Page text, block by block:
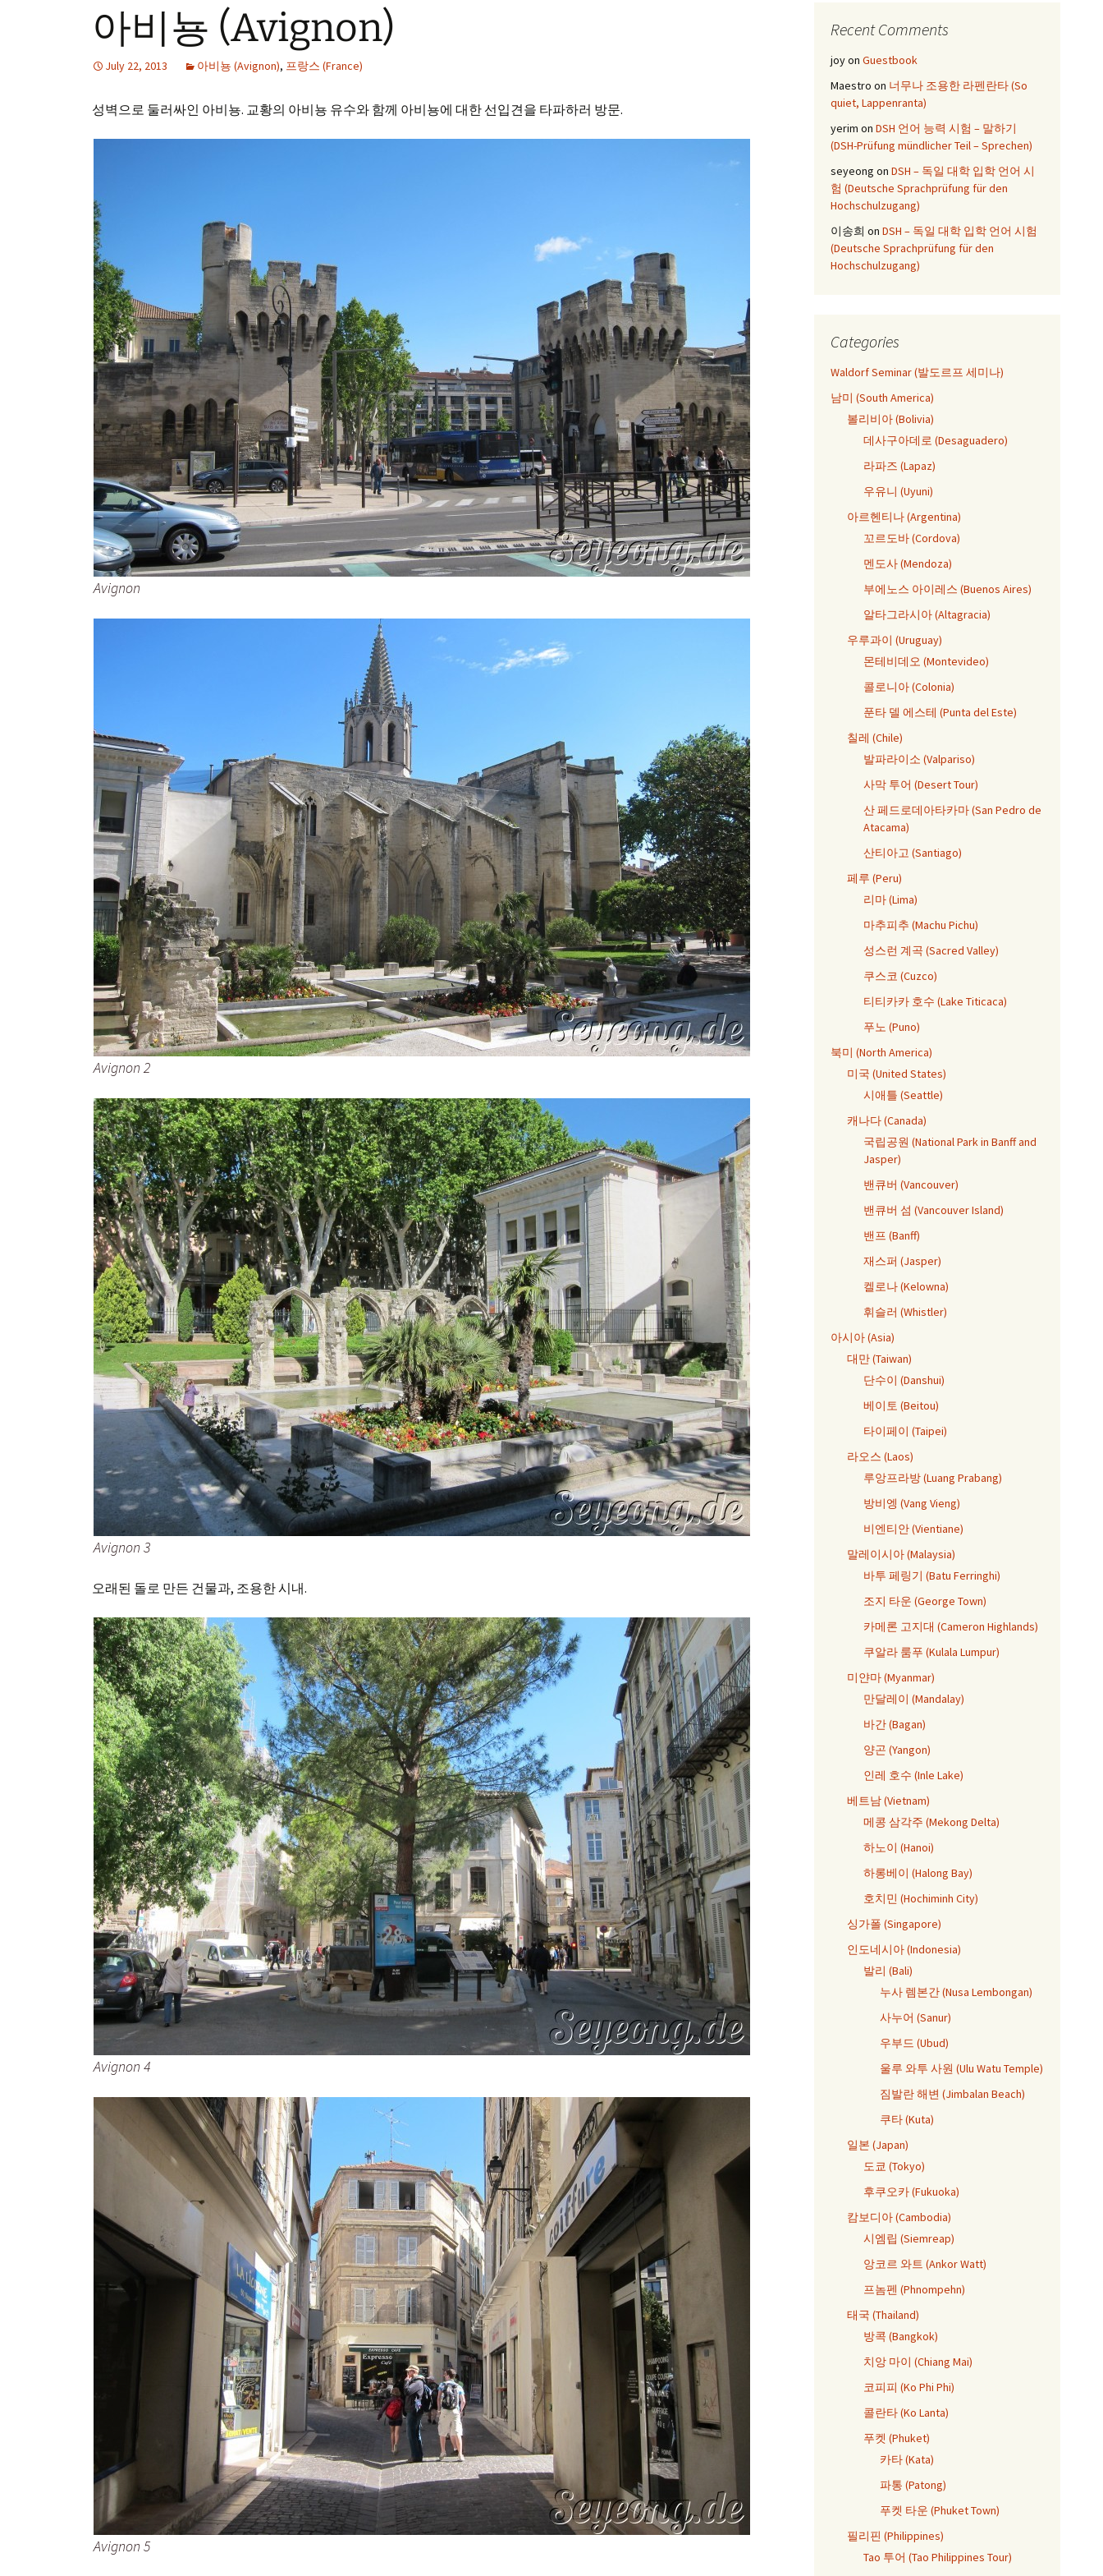
아비뇽 (Avignon)
July 22, 2013 아비뇽 (Avignon), 프랑스 (France)
성벽으로 둘러싸인 아비뇽. 교황의 아비뇽 유수와 함께 아비뇽에 대한 선입견을 타파하러 방문.
Avignon
Avignon 2
Avignon 3
오래된 돌로 만든 건물과, 조용한 시내.
Avignon 4
Avignon 5
Recent Comments
joyon Guestbook
Maestro on 너무나 조용한 라펜란타 (So
quiet, Lappenranta)
yerim on DSH 언어 능력 시험 – 말하기
(DSH-Prüfung mündlicher Teil – Sprechen)
seyeong on DSH – 독일 대학 입학 언어 시
험 (Deutsche Sprachprüfung für den
Hochschulzugang)
이송희 on DSH – 독일 대학 입학 언어 시험
(Deutsche Sprachprüfung für den
Hochschulzugang)
Categories
Waldorf Seminar (발도르프 세미나)
남미 (South America)
볼리비아 (Bolivia)
데사구아데로 (Desaguadero)
라파즈 (Lapaz)
우유니 (Uyuni)
아르헨티나 (Argentina)
꼬르도바 (Cordova)
멘도사 (Mendoza)
부에노스 아이레스 (Buenos Aires)
알타그라시아 (Altagracia)
우루과이 (Uruguay)
몬테비데오 (Montevideo)
콜로니아 (Colonia)
푼타 델 에스테 (Punta del Este)
칠레 (Chile)
발파라이소 (Valpariso)
사막 투어 (Desert Tour)
산 페드로데아타카마 (San Pedro de
Atacama)
산티아고 (Santiago)
페루 (Peru)
리마 (Lima)
마추피추 (Machu Pichu)
성스런 계곡 (Sacred Valley)
쿠스코 (Cuzco)
티티카카 호수 (Lake Titicaca)
푸노 (Puno)
북미 (North America)
미국 (United States)
시애틀 (Seattle)
캐나다 (Canada)
국립공원 (National Park in Banff and
Jasper)
밴큐버 (Vancouver)
밴큐버 섬 (Vancouver Island)
밴프 (Banff)
재스퍼 (Jasper)
켈로나 (Kelowna)
휘슬러 (Whistler)
아시아 (Asia)
대만 (Taiwan)
단수이 (Danshui)
베이토 (Beitou)
타이페이 (Taipei)
라오스 (Laos)
루앙프라방 (Luang Prabang)
방비엥 (Vang Vieng)
비엔티안 (Vientiane)
말레이시아 (Malaysia)
바투 페링기 (Batu Ferringhi)
조지 타운 (George Town)
카메론 고지대 (Cameron Highlands)
쿠알라 룸푸 (Kulala Lumpur)
미얀마 (Myanmar)
만달레이 (Mandalay)
바간 (Bagan)
양곤 (Yangon)
인레 호수 (Inle Lake)
베트남 (Vietnam)
메콩 삼각주 (Mekong Delta)
하노이 (Hanoi)
하롱베이 (Halong Bay)
호치민 (Hochiminh City)
싱가폴 (Singapore)
인도네시아 (Indonesia)
발리 (Bali)
누사 렘본간 (Nusa Lembongan)
사누어 (Sanur)
우부드 (Ubud)
울루 와투 사원 (Ulu Watu Temple)
짐발란 해변 (Jimbalan Beach)
쿠타 (Kuta)
일본 (Japan)
도쿄 (Tokyo)
후쿠오카 (Fukuoka)
캄보디아 (Cambodia)
시엠립 (Siemreap)
앙코르 와트 (Ankor Watt)
프놈펜 (Phnompehn)
태국 (Thailand)
방콕 (Bangkok)
치앙 마이 (Chiang Mai)
코피피 (Ko Phi Phi)
콜란타 (Ko Lanta)
푸켓 (Phuket)
카타 (Kata)
파통 (Patong)
푸켓 타운 (Phuket Town)
필리핀 (Philippines)
Tao 투어 (Tao Philippines Tour)